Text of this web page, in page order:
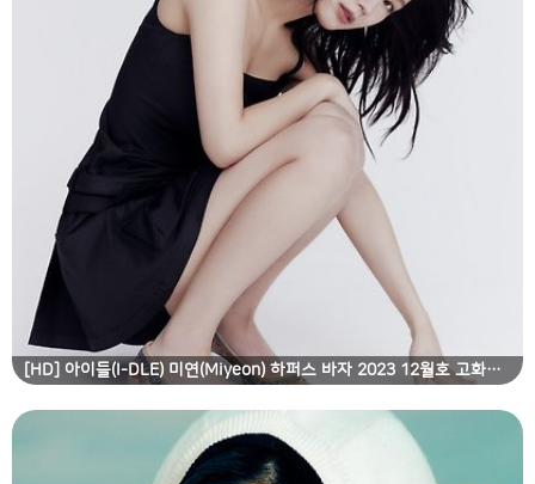
[HD] 아이들(I-DLE) 미연(Miyeon) 하퍼스 바자 2023 12월호 고화질 화보